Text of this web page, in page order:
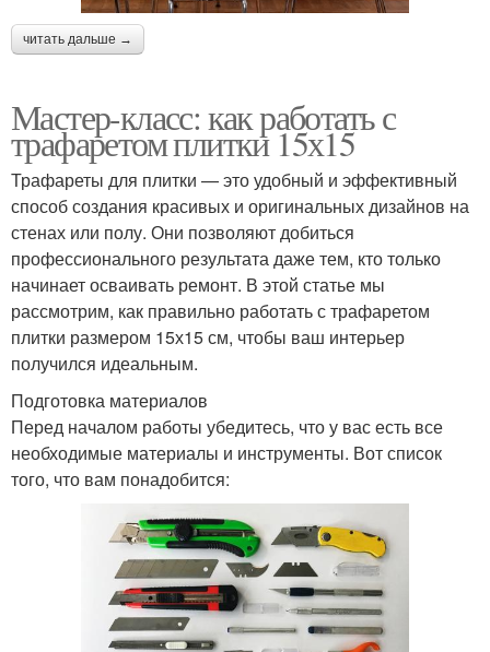
читать дальше →
Мастер-класс: как работать с
трафаретом плитки 15х15
Трафареты для плитки — это удобный и эффективный
способ создания красивых и оригинальных дизайнов на
стенах или полу. Они позволяют добиться
профессионального результата даже тем, кто только
начинает осваивать ремонт. В этой статье мы
рассмотрим, как правильно работать с трафаретом
плитки размером 15х15 см, чтобы ваш интерьер
получился идеальным.
Подготовка материалов
Перед началом работы убедитесь, что у вас есть все
необходимые материалы и инструменты. Вот список
того, что вам понадобится: